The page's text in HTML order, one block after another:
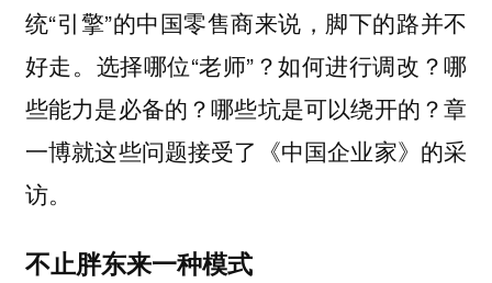
统“引擎”的中国零售商来说，脚下的路并不
好走。选择哪位“老师”？如何进行调改？哪
些能力是必备的？哪些坑是可以绕开的？章
一博就这些问题接受了《中国企业家》的采
访。
不止胖东来一种模式